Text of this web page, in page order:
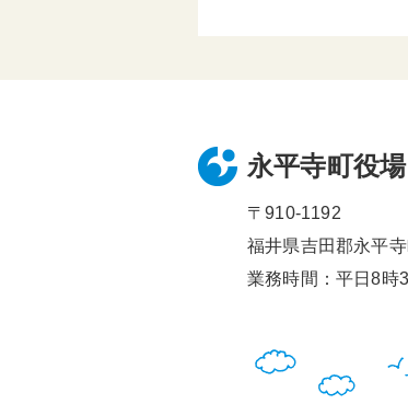
永平寺町役場
〒910-1192
福井県吉田郡永平
業務時間：平日8時